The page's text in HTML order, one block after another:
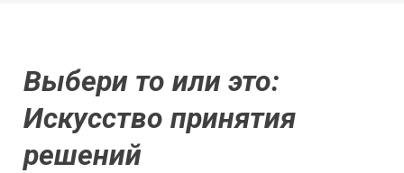
Выбери то или это:
Искусство принятия
решений